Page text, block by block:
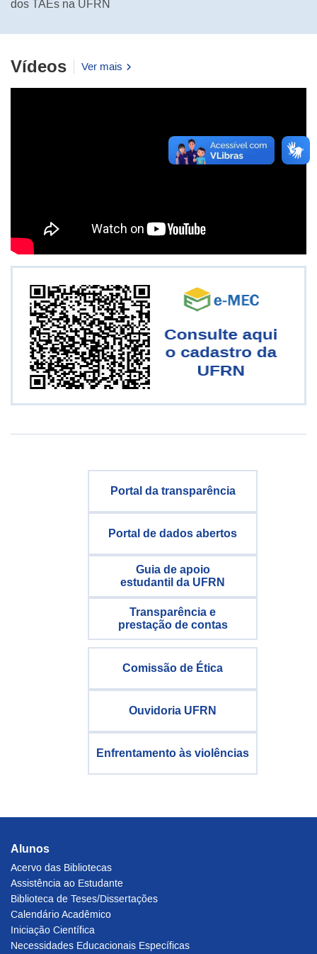
dos TAEs na UFRN
Vídeos Ver mais
Portal da transparência
Portal de dados abertos
Guia de apoio
estudantil da UFRN
Transparência e
prestação de contas
Comissão de Ética
Ouvidoria UFRN
Enfrentamento às violências
Alunos
Acervo das Bibliotecas
Assistência ao Estudante
Biblioteca de Teses/Dissertações
Calendário Acadêmico
Iniciação Científica
Necessidades Educacionais Específicas